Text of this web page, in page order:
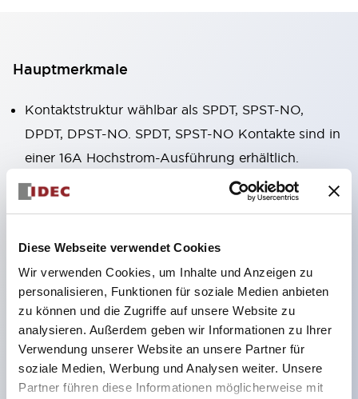
Diese Webseite verwendet Cookies
Wir verwenden Cookies, um Inhalte und Anzeigen zu
personalisieren, Funktionen für soziale Medien anbieten
zu können und die Zugriffe auf unsere Website zu
analysieren. Außerdem geben wir Informationen zu Ihrer
Verwendung unserer Website an unsere Partner für
soziale Medien, Werbung und Analysen weiter. Unsere
Partner führen diese Informationen möglicherweise mit
Hauptmerkmale
Kontaktstruktur wählbar als SPDT, SPST-NO,
DPDT, DPST-NO. SPDT, SPST-NO Kontakte sind in
einer 16A Hochstrom-Ausführung erhältlich.
Gehäusebreite nur 12,7 mm, kompakte Form,
hoher zulässiger Kontaktstrom. RJ1V (einpolig):
IDECs eigene Federfreigabestruktur gewährleistet
hervorragende Dauerhaltbarkeit. Elek-trische
Dauerhaltbarkeit: über 200.000 Schaltzyklen (AC-
Last) Mechanische Dauerhaltbarkeit: über 30
Millionen Schaltzyklen (AC-Spule, SPDT-Kontakt)
Lötversiegelte Struktur